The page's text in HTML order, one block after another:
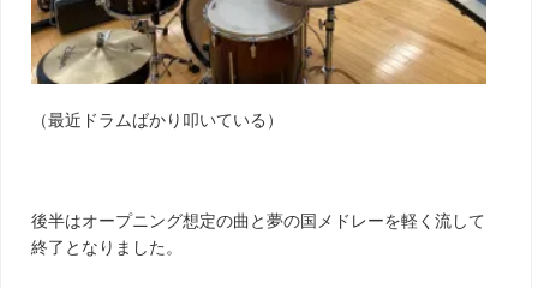
（最近ドラムばかり叩いている）
後半はオープニング想定の曲と夢の国メドレーを軽く流して
終了となりました。